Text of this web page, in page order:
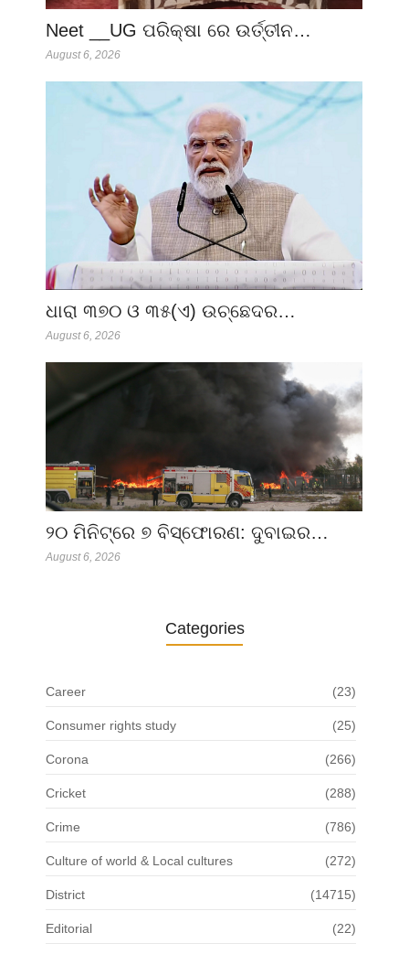
Neet __UG ପରିକ୍ଷା ରେ ଉର୍ତ୍ତୀନ…
August 6, 2026
ଧାରା ୩୭୦ ଓ ୩୫(ଏ) ଉଚ୍ଛେଦର…
August 6, 2026
୨୦ ମିନିଟ୍‌ରେ ୭ ବିସ୍ଫୋରଣ: ଦୁବାଇର…
August 6, 2026
Categories
Career (23)
Consumer rights study (25)
Corona (266)
Cricket (288)
Crime (786)
Culture of world & Local cultures (272)
District (14715)
Editorial (22)